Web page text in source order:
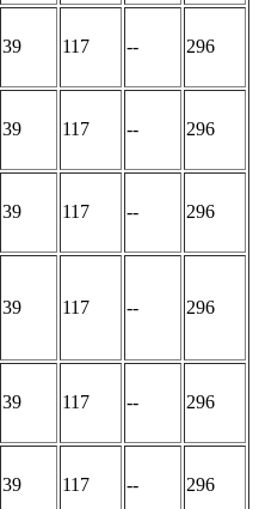
39 117 -- 296
39 117 -- 296
39 117 -- 296
39 117 -- 296
39 117 -- 296
39 117 -- 296